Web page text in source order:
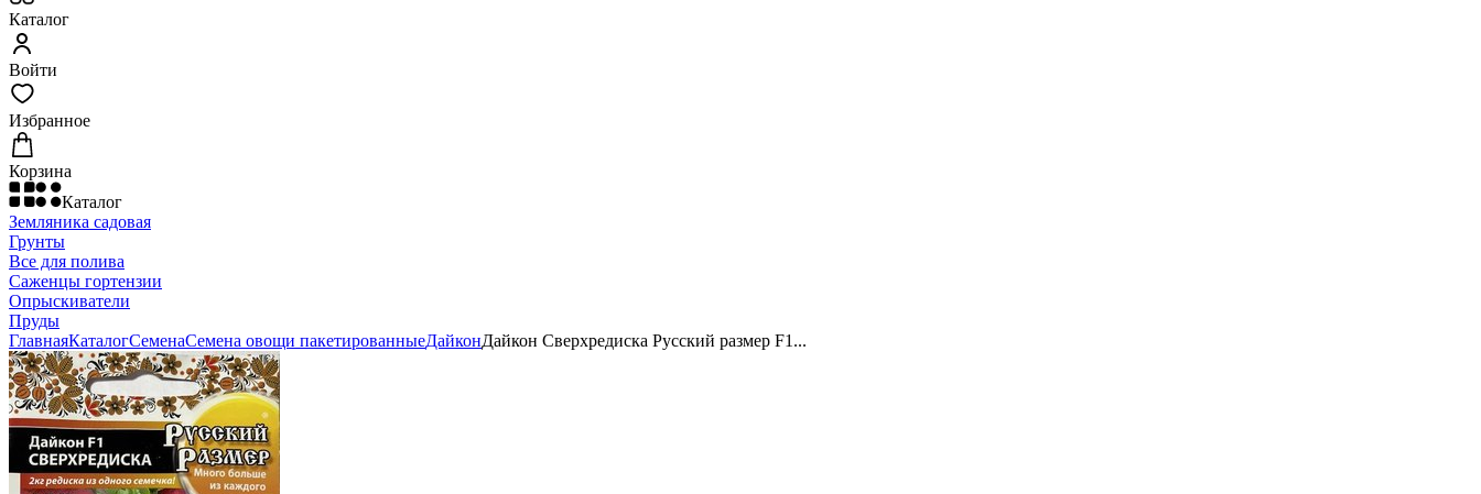
Каталог
Войти
Избранное
Корзина
Каталог
Земляника садовая
Грунты
Все для полива
Саженцы гортензии
Опрыскиватели
Пруды
ГлавнаяКаталогСеменаСемена овощи пакетированныеДайконДайкон Сверхредиска Русский размер F1...